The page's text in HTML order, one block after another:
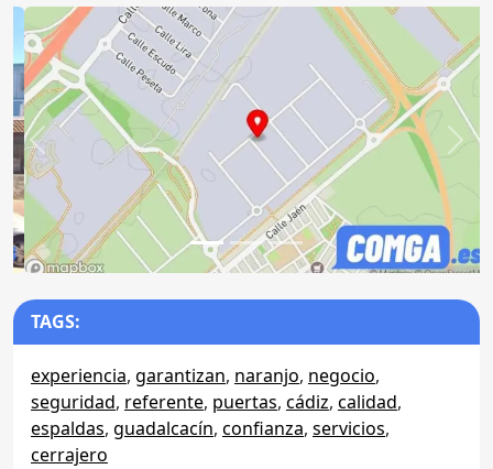
Anterior
TAGS:
experiencia, garantizan, naranjo, negocio,
seguridad, referente, puertas, cádiz, calidad,
espaldas, guadalcacín, confianza, servicios,
cerrajero